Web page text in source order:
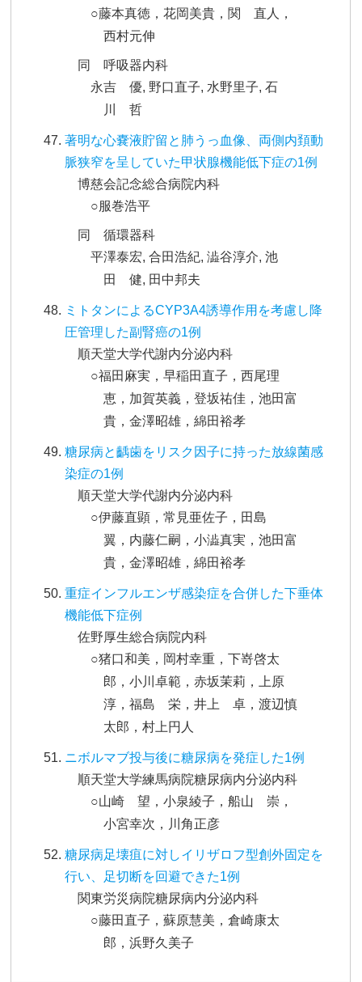
○藤本真徳，花岡美貴，関 直人，
西村元伸
同 呼吸器内科
永吉 優, 野口直子, 水野里子, 石
川 哲
著明な心嚢液貯留と肺うっ血像、両側内頚動
脈狭窄を呈していた甲状腺機能低下症の1例
博慈会記念総合病院内科
○服巻浩平
同 循環器科
平澤泰宏, 合田浩紀, 澁谷淳介, 池
田 健, 田中邦夫
ミトタンによるCYP3A4誘導作用を考慮し降
圧管理した副腎癌の1例
順天堂大学代謝内分泌内科
○福田麻実，早稲田直子，西尾理
恵，加賀英義，登坂祐佳，池田富
貴，金澤昭雄，綿田裕孝
糖尿病と齲歯をリスク因子に持った放線菌感
染症の1例
順天堂大学代謝内分泌内科
○伊藤直顕，常見亜佐子，田島
翼，内藤仁嗣，小澁真実，池田富
貴，金澤昭雄，綿田裕孝
重症インフルエンザ感染症を合併した下垂体
機能低下症例
佐野厚生総合病院内科
○猪口和美，岡村幸重，下嵜啓太
郎，小川卓範，赤坂茉莉，上原
淳，福島 栄，井上 卓，渡辺慎
太郎，村上円人
ニボルマブ投与後に糖尿病を発症した1例
順天堂大学練馬病院糖尿病内分泌内科
○山崎 望，小泉綾子，船山 崇，
小宮幸次，川角正彦
糖尿病足壊疽に対しイリザロフ型創外固定を
行い、足切断を回避できた1例
関東労災病院糖尿病内分泌内科
○藤田直子，蘇原慧美，倉崎康太
郎，浜野久美子